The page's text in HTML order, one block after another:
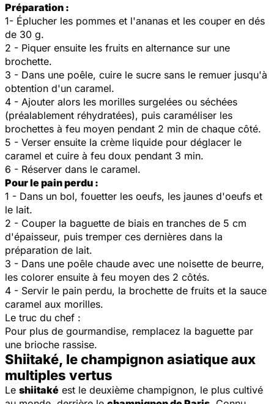
Préparation :
1- Éplucher les pommes et l'ananas et les couper en dés
de 30 g.
2 - Piquer ensuite les fruits en alternance sur une
brochette.
3 - Dans une poêle, cuire le sucre sans le remuer jusqu'à
obtention d'un caramel.
4 - Ajouter alors les morilles surgelées ou séchées
(préalablement réhydratées), puis caraméliser les
brochettes à feu moyen pendant 2 min de chaque côté.
5 - Verser ensuite la crème liquide pour déglacer le
caramel et cuire à feu doux pendant 3 min.
6 - Réserver dans le caramel.
Pour le pain perdu :
1 - Dans un bol, fouetter les oeufs, les jaunes d'oeufs et
le lait.
2 - Couper la baguette de biais en tranches de 5 cm
d'épaisseur, puis tremper ces dernières dans la
préparation de lait.
3 - Dans une poêle chaude avec une noisette de beurre,
les colorer ensuite à feu moyen des 2 côtés.
4 - Servir le pain perdu, la brochette de fruits et la sauce
caramel aux morilles.
Le truc du chef :
Pour plus de gourmandise, remplacez la baguette par
une brioche rassise.
Shiitaké, le champignon asiatique aux
multiples vertus
Le shiitaké est le deuxième champignon, le plus cultivé